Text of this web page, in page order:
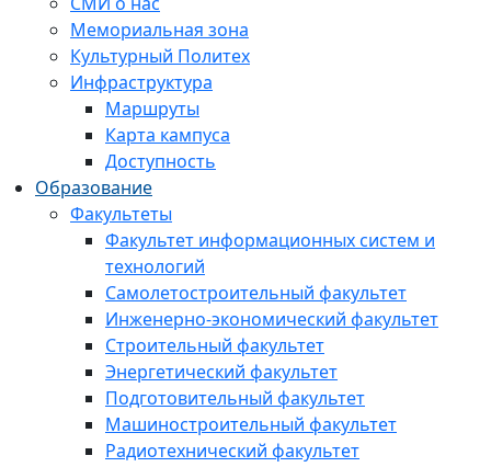
Мемориальная зона
Культурный Политех
Инфраструктура
Маршруты
Карта кампуса
Доступность
Образование
Факультеты
Факультет информационных систем и
технологий
Самолетостроительный факультет
Инженерно-экономический факультет
Строительный факультет
Энергетический факультет
Подготовительный факультет
Машиностроительный факультет
Радиотехнический факультет